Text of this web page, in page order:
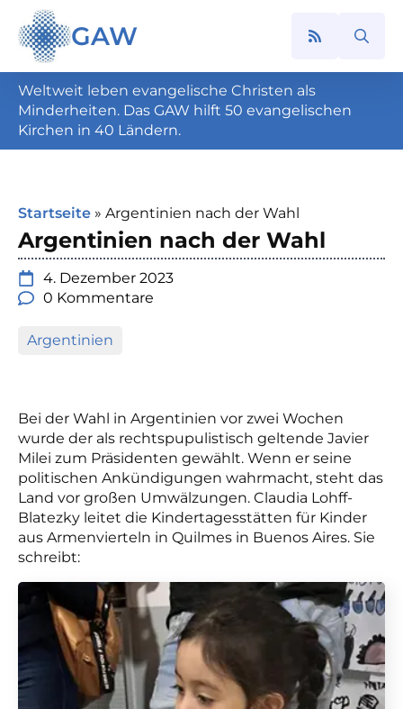
GAW
Search
Weltweit leben evangelische Christen als
Minderheiten. Das GAW hilft 50 evangelischen
Kirchen in 40 Ländern.
Startseite » Argentinien nach der Wahl
Argentinien nach der Wahl
4. Dezember 2023
0 Kommentare
Argentinien
Bei der Wahl in Argentinien vor zwei Wochen
wurde der als rechtspupulistisch geltende Javier
Milei zum Präsidenten gewählt. Wenn er seine
politischen Ankündigungen wahrmacht, steht das
Land vor großen Umwälzungen. Claudia Lohff-
Blatezky leitet die Kindertagesstätten für Kinder
aus Armenvierteln in Quilmes in Buenos Aires. Sie
schreibt: